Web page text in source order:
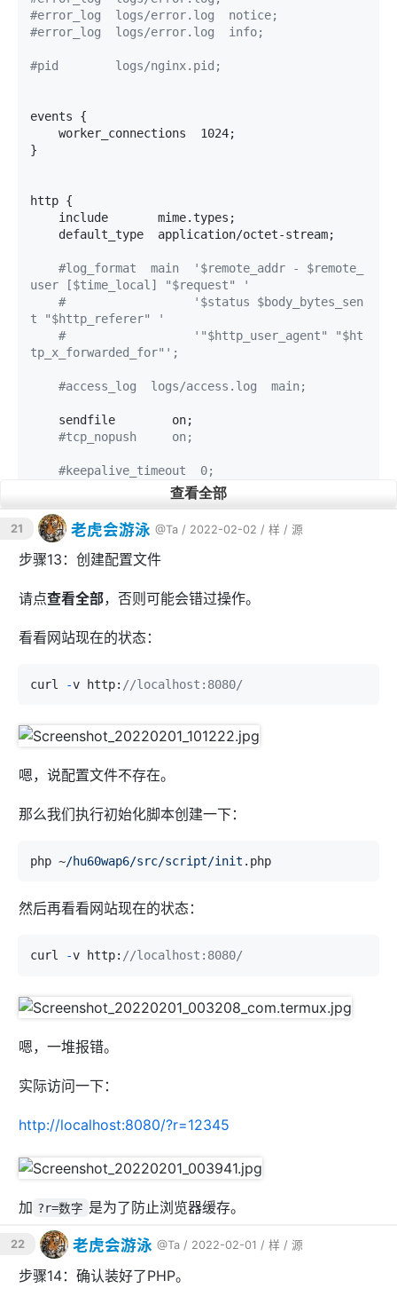
#error_log  logs/error.log  notice;
#error_log  logs/error.log  info;
#pid        logs/nginx.pid;
events {
}
http {
#log_format  main  '$remote_addr - $remote_
user [$time_local] "$request" '
#                  '$status $body_bytes_sen
t "$http_referer" '
#                  '"$http_user_agent" "$ht
tp_x_forwarded_for"';
#access_log  logs/access.log  main;
#tcp_nopush     on;
#keepalive_timeout  0;
#gzip  on;
    server {
        server_name  localhost;
            root   /data/data/com.termux/files/
usr/share/nginx/html;
hp;
#error_page  404              /404.htm
#
        location = /50x.html {
        }
# proxy the PHP scripts to Apache liste
#
#location ~ \.php$ {
#}
# pass the PHP scripts to FastCGI serve
r listening on 127.0.0.1:9000
        location ~ [^/]\.php(/|$) {
            root   /data/data/com.termux/files/
usr/share/nginx/html;
            fastcgi_pass   unix:/data/data/com.
termux/files/usr/var/run/php-fpm.sock;
查看全部
21 老虎会游泳 @Ta / 2022-02-02 / 样 / 源
步骤13：创建配置文件
请点查看全部，否则可能会错过操作。
看看网站现在的状态：
curl -v http: //localhost:8080/
嗯，说配置文件不存在。
那么我们执行初始化脚本创建一下：
php ~/hu60wap6/src/script/init .php
然后再看看网站现在的状态：
curl -v http: //localhost:8080/
嗯，一堆报错。
实际访问一下：
http://localhost:8080/?r=12345
加 ?r=数字 是为了防止浏览器缓存。
22 老虎会游泳 @Ta / 2022-02-01 / 样 / 源
步骤14：确认装好了PHP。